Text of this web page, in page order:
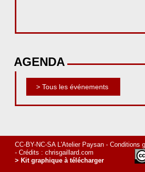
AGENDA
> Tous les événements
CC-BY-NC-SA L'Atelier Paysan - Conditions
- Crédits : chrisgaillard.com
> Kit graphique à télécharger